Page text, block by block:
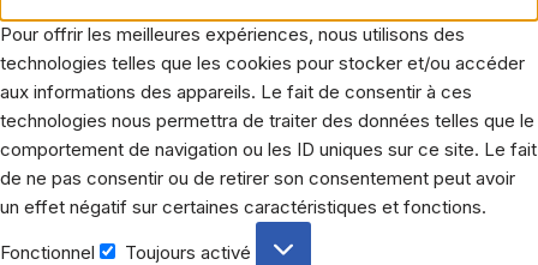
Pour offrir les meilleures expériences, nous utilisons des
technologies telles que les cookies pour stocker et/ou accéder
aux informations des appareils. Le fait de consentir à ces
technologies nous permettra de traiter des données telles que le
comportement de navigation ou les ID uniques sur ce site. Le fait
de ne pas consentir ou de retirer son consentement peut avoir
un effet négatif sur certaines caractéristiques et fonctions.
Fonctionnel
Toujours activé